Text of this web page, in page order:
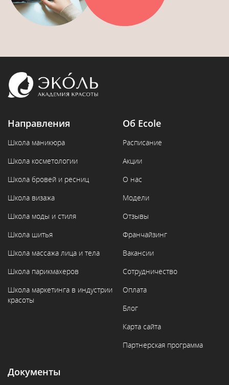
Направления
Школа маникюра
Школа косметологии
Школа бровей и ресниц
Школа визажа
Школа моды и стиля
Школа шитья
Школа массажа лица и тела
Школа парикмахеров
Школа маркетинга в индустрии
красоты
Об Ecole
Расписание
Акции
О нас
Модели
Отзывы
Франчайзинг
Вакансии
Сотрудничество
Оплата
Блог
Карта сайта
Партнерская программа
Документы